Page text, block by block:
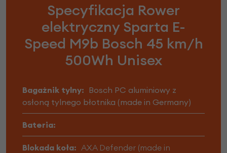
Specyfikacja Rower
elektryczny Sparta E-
Speed M9b Bosch 45 km/h
500Wh Unisex
Bagażnik tylny: Bosch PC aluminiowy z
osłoną tylnego błotnika (made in Germany)
Bateria:
Blokada koła: AXA Defender (made in